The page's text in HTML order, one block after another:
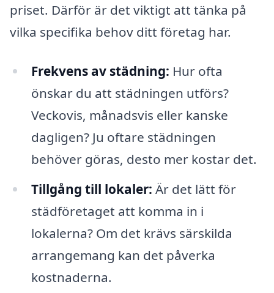
priset. Därför är det viktigt att tänka på
vilka specifika behov ditt företag har.
Frekvens av städning: Hur ofta
önskar du att städningen utförs?
Veckovis, månadsvis eller kanske
dagligen? Ju oftare städningen
behöver göras, desto mer kostar det.
Tillgång till lokaler: Är det lätt för
städföretaget att komma in i
lokalerna? Om det krävs särskilda
arrangemang kan det påverka
kostnaderna.